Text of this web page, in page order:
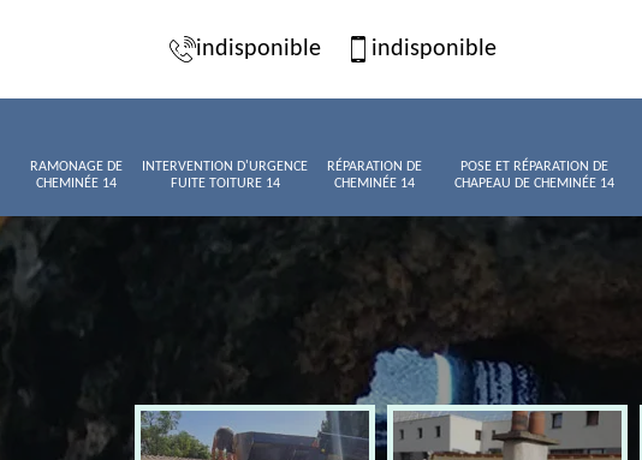
indisponible indisponible
RAMONAGE DE
CHEMINÉE 14
INTERVENTION D'URGENCE
FUITE TOITURE 14
RÉPARATION DE
CHEMINÉE 14
POSE ET RÉPARATION DE
CHAPEAU DE CHEMINÉE 14